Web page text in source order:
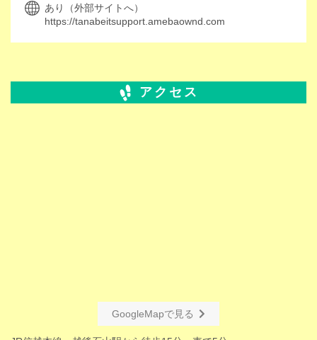
あり（外部サイトへ）
https://tanabeitsupport.amebaownd.com
GoogleMapで見る
アクセス